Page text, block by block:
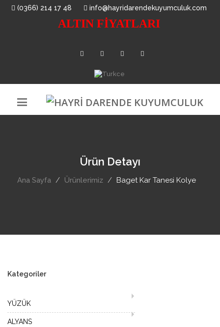
(0366) 214 17 48 info@hayridarendekuyumculuk.com
ALTIN FİYATLARI
Ürün Detayı
Ana Sayfa Ürünlerimiz Baget Kar Tanesi Kolye
Kategoriler
YÜZÜK
ALYANS